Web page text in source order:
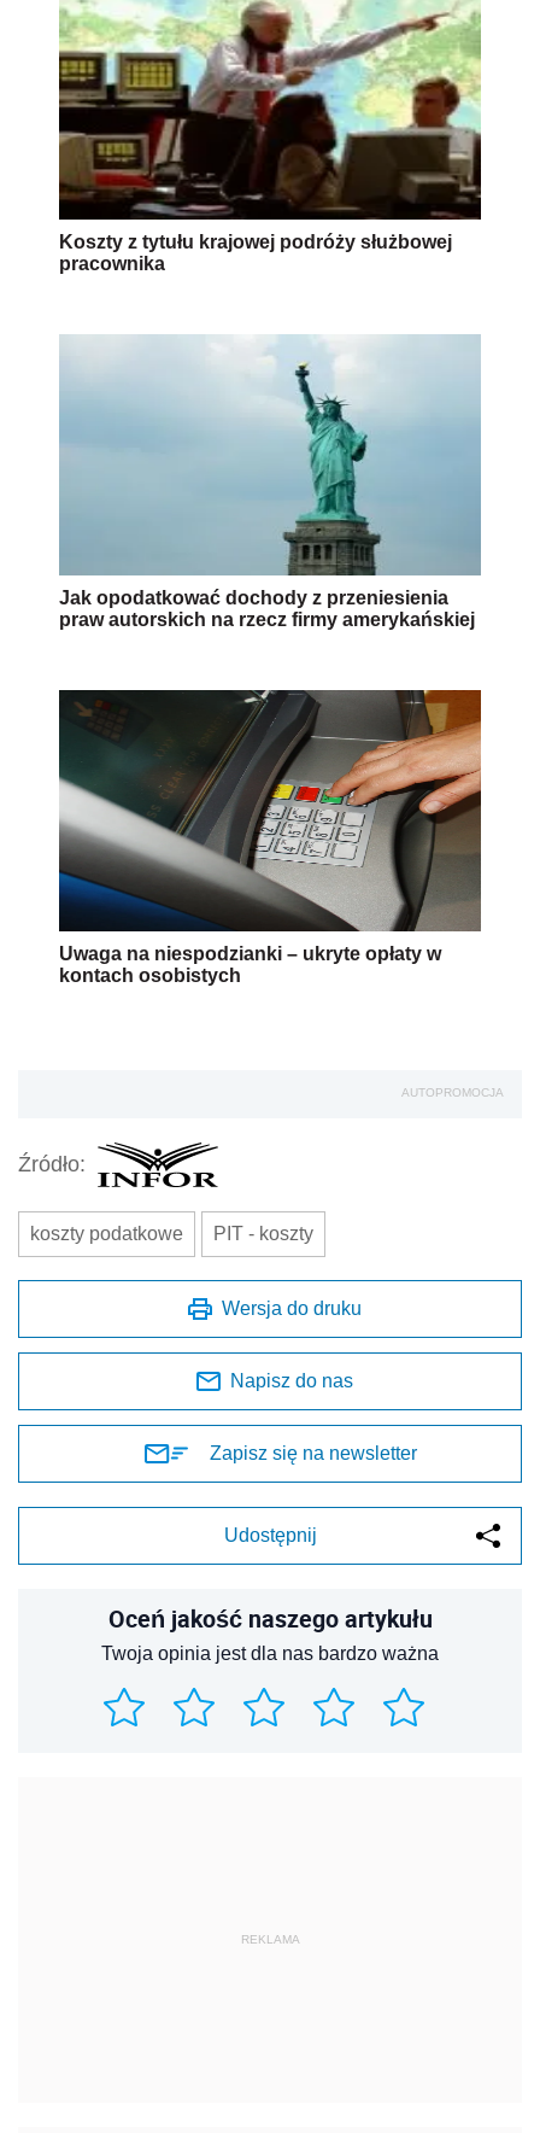
Koszty z tytułu krajowej podróży służbowej
pracownika
Jak opodatkować dochody z przeniesienia
praw autorskich na rzecz firmy amerykańskiej
Uwaga na niespodzianki – ukryte opłaty w
kontach osobistych
AUTOPROMOCJA
Źródło:
koszty podatkowe PIT - koszty
Wersja do druku
Napisz do nas
Zapisz się na newsletter
Udostępnij
Oceń jakość naszego artykułu
Twoja opinia jest dla nas bardzo ważna
REKLAMA